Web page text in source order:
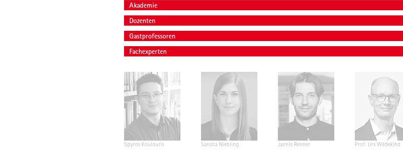
Akademie
Dozenten
Gastprofessoren
Fachexperten
Spyros Koulouris Sandra Niebling Jannis Renner Prof. Urs Wedekind